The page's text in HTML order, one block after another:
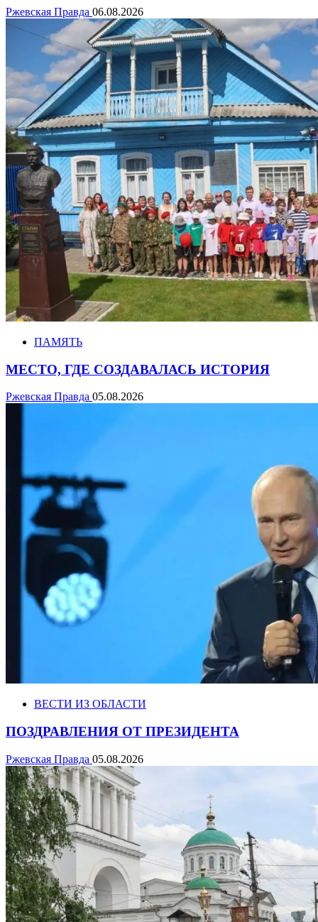
Ржевская Правда 06.08.2026
ПАМЯТЬ
МЕСТО, ГДЕ СОЗДАВАЛАСЬ ИСТОРИЯ
Ржевская Правда 05.08.2026
ВЕСТИ ИЗ ОБЛАСТИ
ПОЗДРАВЛЕНИЯ ОТ ПРЕЗИДЕНТА
Ржевская Правда 05.08.2026